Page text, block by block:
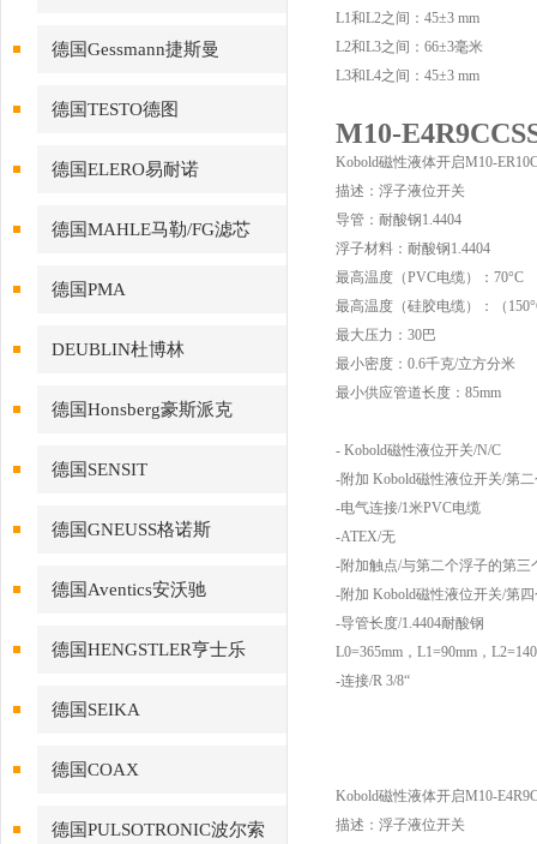
德国Gessmann捷斯曼
德国TESTO德图
德国ELERO易耐诺
德国MAHLE马勒/FG滤芯
德国PMA
DEUBLIN杜博林
德国Honsberg豪斯派克
德国SENSIT
德国GNEUSS格诺斯
德国Aventics安沃驰
德国HENGSTLER亨士乐
德国SEIKA
德国COAX
德国PULSOTRONIC波尔索
L1和L2之间：45±3 mm
L2和L3之间：66±3毫米
L3和L4之间：45±3 mm
M10-
Kobold磁性液体开启M10-
描述：浮子液位开关
导管：耐酸钢1.4404
浮子材料：耐酸钢1.4404
最高温度（PVC电缆）：70°C
最高温度（硅胶电缆）：（
最大压力：30巴
最小密度：0.6千克/立方分米
最小供应管道长度：85mm
- Kobold磁性液位开关/N/C
-附加 Kobold磁性液位开关/第
-电气连接/1米PVC电缆
-ATEX/无
-附加触点/与第二个浮子的第三
-附加 Kobold磁性液位开关/第
-导管长度/1.4404耐酸钢
L0=365mm，L1=90mm，
-连接/R 3/8“
Kobold磁性液体开启M10-
描述：浮子液位开关